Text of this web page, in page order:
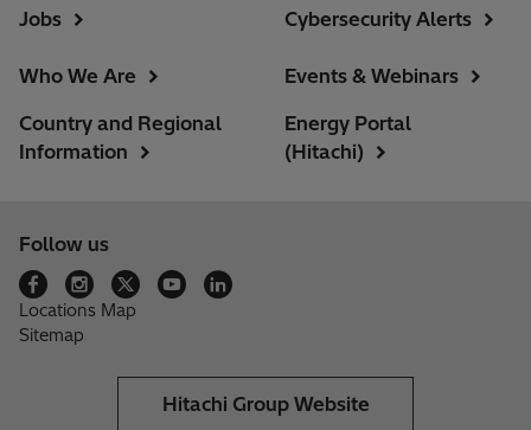
Jobs
Cybersecurity Alerts
Who We Are
Country and Regional
Information
Events & Webinars
Energy Portal
(Hitachi)
Follow us
Locations Map
Sitemap
Hitachi Group Website